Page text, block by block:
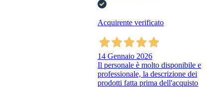
Acquirente verificato
14 Gennaio 2026
Il personale è molto disponibile e
professionale, la descrizione dei
prodotti fatta prima dell'acquisto